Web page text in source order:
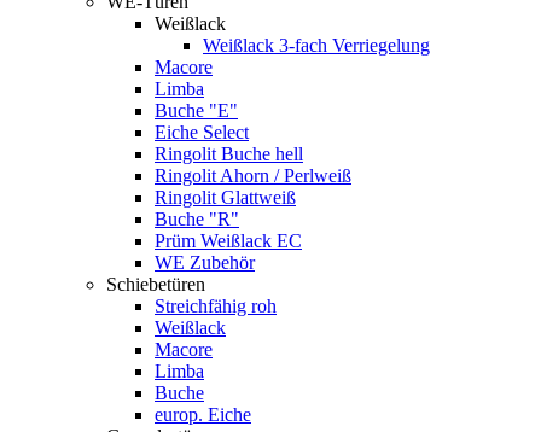
Weißlack
Weißlack 3-fach Verriegelung
Macore
Limba
Buche "E"
Eiche Select
Ringolit Buche hell
Ringolit Ahorn / Perlweiß
Ringolit Glattweiß
Buche "R"
Prüm Weißlack EC
WE Zubehör
Schiebetüren
Streichfähig roh
Weißlack
Macore
Limba
Buche
europ. Eiche